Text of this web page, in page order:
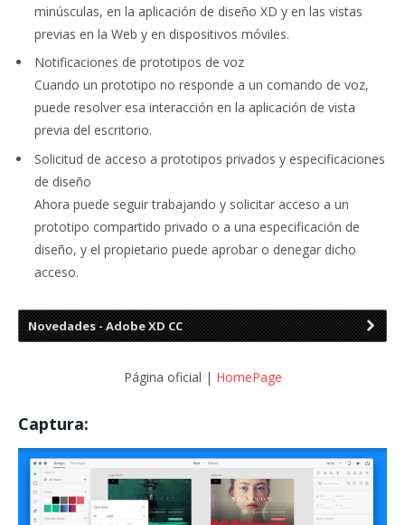
minúsculas, en la aplicación de diseño XD y en las vistas
previas en la Web y en dispositivos móviles.
Notificaciones de prototipos de voz
Cuando un prototipo no responde a un comando de voz,
puede resolver esa interacción en la aplicación de vista
previa del escritorio.
Solicitud de acceso a prototipos privados y especificaciones
de diseño
Ahora puede seguir trabajando y solicitar acceso a un
prototipo compartido privado o a una especificación de
diseño, y el propietario puede aprobar o denegar dicho
acceso.
Novedades - Adobe XD CC
Página oficial | HomePage
Captura: